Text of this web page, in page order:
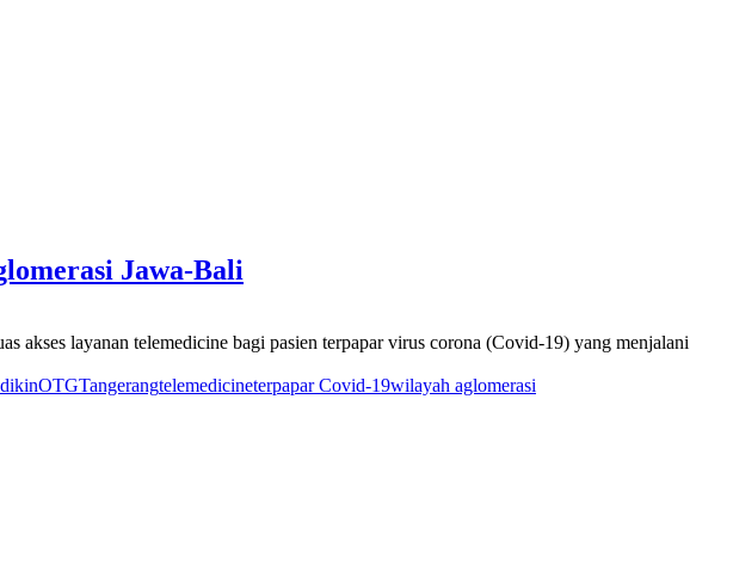
Jawa-Bali
layanan telemedicine bagi pasien terpapar virus corona (Covid-19) yang menjalani
OTGTangerangtelemedicineterpapar Covid-19wilayah aglomerasi